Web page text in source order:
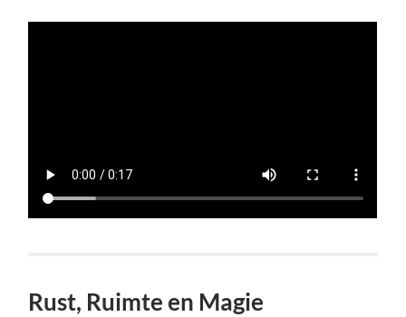
Rust, Ruimte en Magie